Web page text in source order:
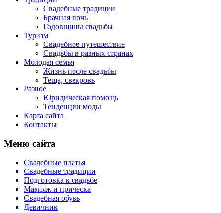
Свадебные традиции
Брачная ночь
Годовщины свадьбы
Туризм
Свадебное путешествие
Свадьбы в разных странах
Молодая семья
Жизнь после свадьбы
Теща, свекровь
Разное
Юридическая помощь
Тенденции моды
Карта сайта
Контакты
Меню сайта
Свадебные платья
Свадебные традиции
Подготовка к свадьбе
Макияж и прическа
Свадебная обувь
Девичник